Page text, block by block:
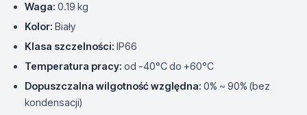
Waga: 0.19 kg
Kolor: Biały
Klasa szczelności: IP66
Temperatura pracy: od -40°C do +60°C
Dopuszczalna wilgotność względna: 0% ~ 90% (bez
kondensacji)